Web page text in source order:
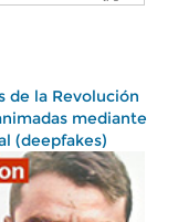
de la Revolución
mediante
(deepfakes)